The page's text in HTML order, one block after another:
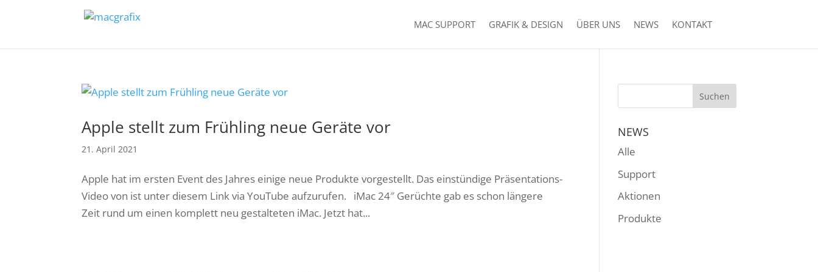
MAC SUPPORT GRAFIK & DESIGN ÜBER UNS NEWS KONTAKT
Apple stellt zum Frühling neue Geräte vor
21. April 2021
Apple hat im ersten Event des Jahres einige neue Produkte vorgestellt. Das einstündige Präsentations-
Video von ist unter diesem Link via YouTube aufzurufen. iMac 24″ Gerüchte gab es schon längere
Zeit rund um einen komplett neu gestalteten iMac. Jetzt hat...
NEWS
Alle
Support
Aktionen
Produkte